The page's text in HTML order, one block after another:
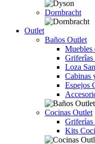
Dornbracht
Outlet
Baños Outlet
Muebles
Griferîas
Loza
Cabinas
Espejos
Cocinas Outlet
Griferías
Kits